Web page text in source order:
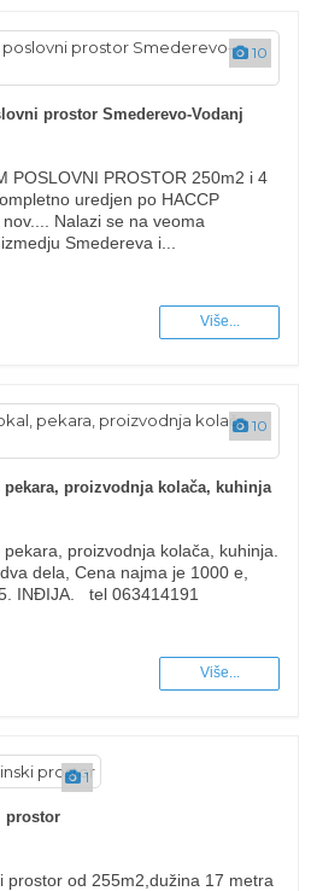
10
prostor Smederevo-Vodanj
POSLOVNI PROSTOR 250m2 i 4
uredjen po HACCP
Nalazi se na veoma
Smedereva i...
Više...
10
proizvodnja kolača, kuhinja
proizvodnja kolača, kuhinja.
dela, Cena najma je 1000 e,
INĐIJA. tel 063414191
Više...
1
prostor
prostor od 255m2,dužina 17 metra